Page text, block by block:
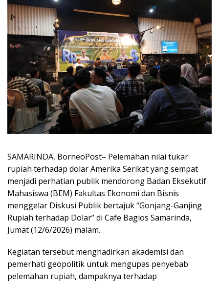
SAMARINDA, BorneoPost– Pelemahan nilai tukar
rupiah terhadap dolar Amerika Serikat yang sempat
menjadi perhatian publik mendorong Badan Eksekutif
Mahasiswa (BEM) Fakultas Ekonomi dan Bisnis
menggelar Diskusi Publik bertajuk “Gonjang-Ganjing
Rupiah terhadap Dolar” di Cafe Bagios Samarinda,
Jumat (12/6/2026) malam.
Kegiatan tersebut menghadirkan akademisi dan
pemerhati geopolitik untuk mengupas penyebab
pelemahan rupiah, dampaknya terhadap